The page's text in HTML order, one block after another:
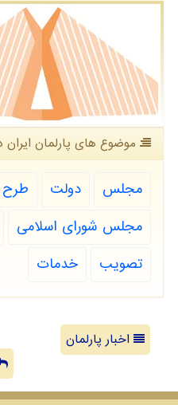
موضوع های پارلمان ایران
مجلس دولت
طرح
مجلس شورای اسلامی
تصویب
خدمات
اخبار پارلمان